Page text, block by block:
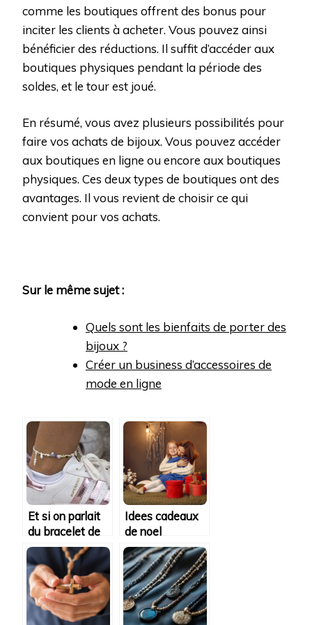
comme les boutiques offrent des bonus pour
inciter les clients à acheter. Vous pouvez ainsi
bénéficier des réductions. Il suffit d’accéder aux
boutiques physiques pendant la période des
soldes, et le tour est joué.
En résumé, vous avez plusieurs possibilités pour
faire vos achats de bijoux. Vous pouvez accéder
aux boutiques en ligne ou encore aux boutiques
physiques. Ces deux types de boutiques ont des
avantages. Il vous revient de choisir ce qui
convient pour vos achats.
Sur le même sujet :
Quels sont les bienfaits de porter des
bijoux ?
Créer un business d’accessoires de
mode en ligne
Et si on parlait
du bracelet de
cheville?
Idees cadeaux
de noel
originales pour
surprendre vos
proches